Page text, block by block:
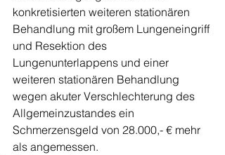
konkretisierten weiteren stationären
Behandlung mit großem Lungeneingriff
und Resektion des
Lungenunterlappens und einer
weiteren stationären Behandlung
wegen akuter Verschlechterung des
Allgemeinzustandes ein
Schmerzensgeld von 28.000,- € mehr
als angemessen.